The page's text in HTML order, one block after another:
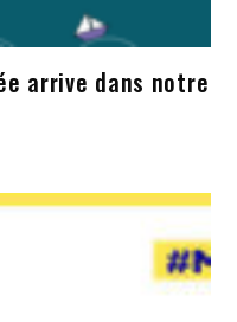
arrive dans notre